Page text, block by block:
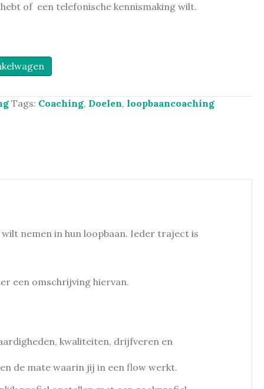
of een telefonische kennismaking wilt.
Tags: Coaching, Doelen, loopbaancoaching
nemen in hun loopbaan. Ieder traject is
een omschrijving hiervan.
kwaliteiten, drijfveren en
de mate waarin jij in een flow werkt.